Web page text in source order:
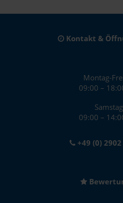
Kontakt &
Montag-
09:00 –
09:00 –
+49 (0)